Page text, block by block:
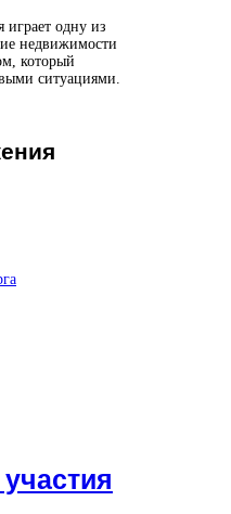
одну из
недвижимости
который
ситуациями.